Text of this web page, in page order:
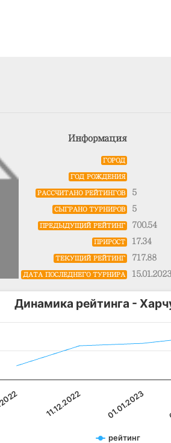
Информация
ГОРОД
ГОД РОЖДЕНИЯ
РАССЧИТАНО РЕЙТИНГОВ 5
СЫГРАНО ТУРНИРОВ 5
ПРЕДЫДУЩИЙ РЕЙТИНГ 700.54
ПРИРОСТ 17.34
ТЕКУЩИЙ РЕЙТИНГ 717.88
ДАТА ПОСЛЕДНЕГО ТУРНИРА 15.01.2023
Динамика рейтинга -
рейтинг
11.12.2022 01.01.2023